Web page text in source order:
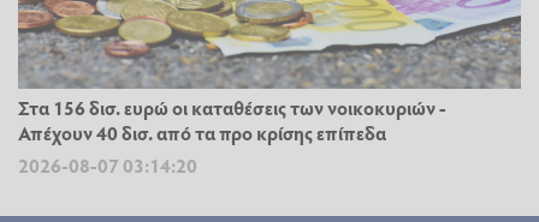
Στα 156 δισ. ευρώ οι καταθέσεις των νοικοκυριών -
Απέχουν 40 δισ. από τα προ κρίσης επίπεδα
2026-08-07 03:14:20